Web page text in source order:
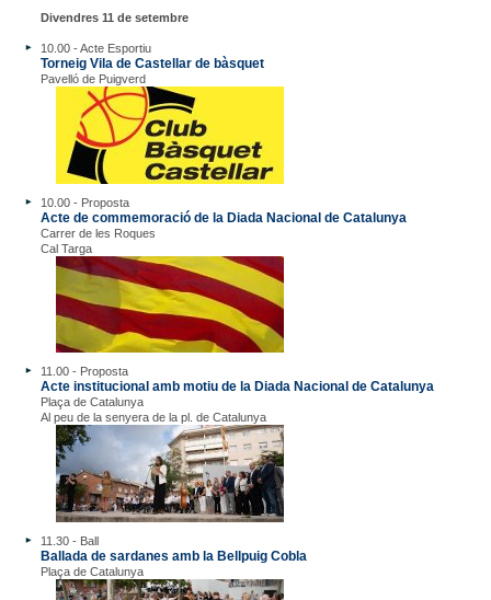
Divendres 11 de setembre
10.00 - Acte Esportiu
Torneig Vila de Castellar de bàsquet
Pavelló de Puigverd
10.00 - Proposta
Acte de commemoració de la Diada Nacional de Catalunya
Carrer de les Roques
Cal Targa
11.00 - Proposta
Acte institucional amb motiu de la Diada Nacional de Catalunya
Plaça de Catalunya
Al peu de la senyera de la pl. de Catalunya
11.30 - Ball
Ballada de sardanes amb la Bellpuig Cobla
Plaça de Catalunya